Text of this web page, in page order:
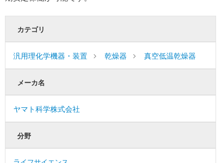
カテゴリ
汎用理化学機器・装置 乾燥器 真空低温乾燥器
メーカ名
ヤマト科学株式会社
分野